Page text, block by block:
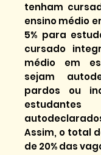
tenham
ensino médio
5% para
cursado
médio em
sejam
pardos ou
Assim, o total
de 20% das